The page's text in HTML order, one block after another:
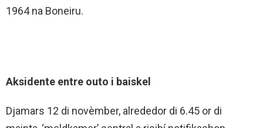
1964 na Boneiru.
Aksidente entre outo i baiskel
Djamars 12 di novèmber, alrededor di 6.45 or di